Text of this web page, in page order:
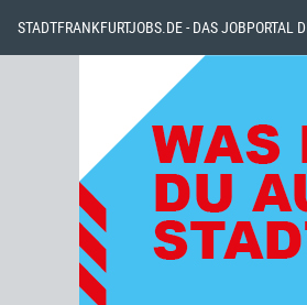
STADTFRANKFURTJOBS.DE - DAS JOBPORTAL